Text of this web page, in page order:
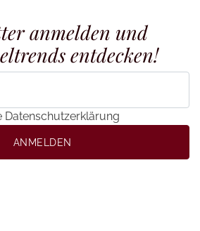
anmelden und
entdecken!
Datenschutzerklärung
ANMELDEN